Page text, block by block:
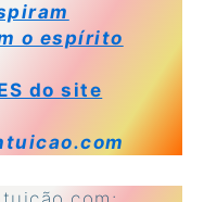
o espírito
do site